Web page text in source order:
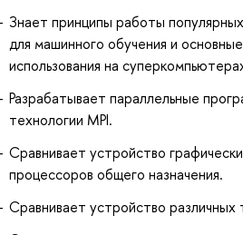
Знает принципы работы
для машинного обучения и
использования на
Разрабатывает параллельные
технологии MPI.
Сравнивает устройство
процессоров общего назначения.
Сравнивает устройство различных